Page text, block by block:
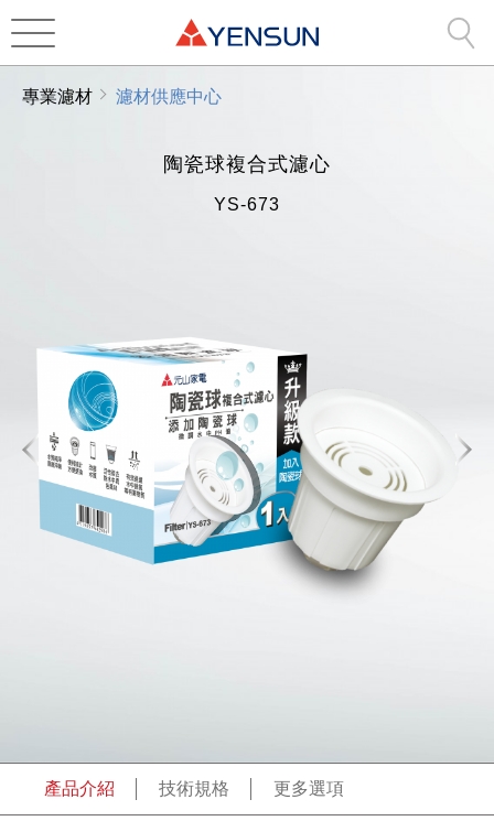
專業濾材 濾材供應中心
陶瓷球複合式濾心
YS-673
產品介紹 技術規格 更多選項